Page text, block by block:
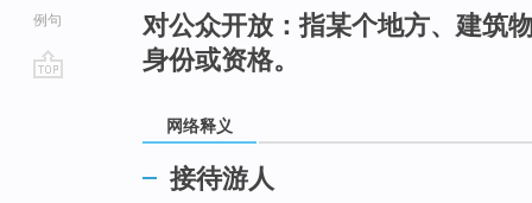
例句
对公众开放：指某个地方、建筑
身份或资格。
网络释义
接待游人